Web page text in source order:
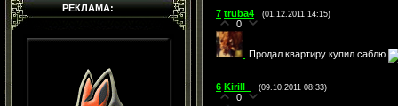
РЕКЛАМА:
7 truba4 (01.12.2011 14:15)
0
Продал квартиру купил саблю
6 Kirill_ (09.10.2011 08:33)
0